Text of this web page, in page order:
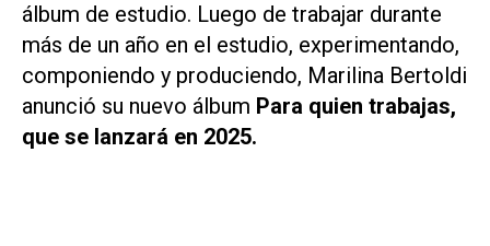
álbum de estudio. Luego de trabajar durante
más de un año en el estudio, experimentando,
componiendo y produciendo, Marilina Bertoldi
anunció su nuevo álbum Para quien trabajas,
que se lanzará en 2025.